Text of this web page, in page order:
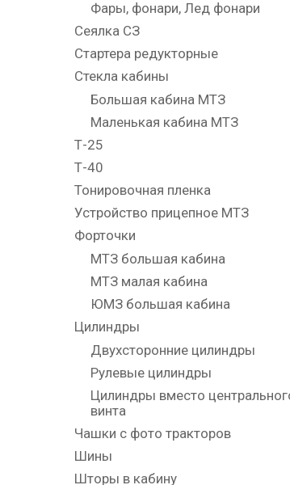
Фары, фонари, Лед фонари
Сеялка СЗ
Стартера редукторные
Стекла кабины
Большая кабина МТЗ
Маленькая кабина МТЗ
Т-25
Т-40
Тонировочная пленка
Устройство прицепное МТЗ
Форточки
МТЗ большая кабина
МТЗ малая кабина
ЮМЗ большая кабина
Цилиндры
Двухсторонние цилиндры
Рулевые цилиндры
Цилиндры вместо
винта
Чашки с фото тракторов
Шины
Шторы в кабину